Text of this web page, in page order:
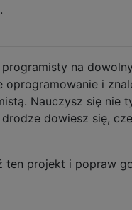
na
i
Nauczysz się nie
dowiesz się,
ten projekt i popraw